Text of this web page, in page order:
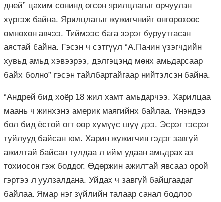
дней” цахим сонинд өгсөн ярилцлагыг орчуулан
хүргэж байна. Ярилцлагыг жүжигчнийг өнгөрөхөөс
өмнөхөн авчээ. Тиймээс бага зэрэг буруутгасан
аястай байна. Гэсэн ч сэтгүүл “А.Панин үзэгчдийн
хувьд амьд хэвээрээ, дэлгэцэнд мөнх амьдарсаар
байх болно” гэсэн тайлбартайгаар нийтэлсэн байна.
“Андрей бид хоёр 18 жил хамт амьдарчээ. Харилцаа
маань ч жинхэнэ америк маягийнх байлаа. Үнэндээ
бол бид ёстой огт өөр хүмүүс шүү дээ. Эсрэг тэсрэг
туйлууд байсан юм. Харин жүжигчин гэдэг завгүй
ажилтай байсан тулдаа л ийм удаан амьдрах аз
тохиосон гэж боддог. Өдөржин ажилтай явсаар орой
гэртээ л уулзалдана. Уйдах ч завгүй байцгаадаг
байлаа. Ямар нэг зүйлийн талаар санал бодлоо